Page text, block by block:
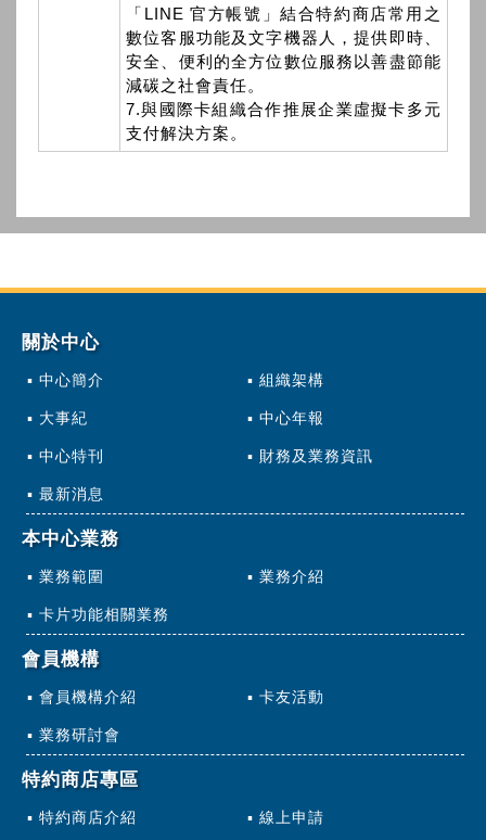
「LINE 官方帳號」結合特約商店常用之
數位客服功能及文字機器人，提供即時、
安全、便利的全方位數位服務以善盡節能
減碳之社會責任。
7.與國際卡組織合作推展企業虛擬卡多元
支付解決方案。
關於中心
中心簡介 組織架構
大事紀 中心年報
中心特刊 財務及業務資訊
最新消息
本中心業務
業務範圍 業務介紹
卡片功能相關業務
會員機構
會員機構介紹 卡友活動
業務研討會
特約商店專區
特約商店介紹 線上申請